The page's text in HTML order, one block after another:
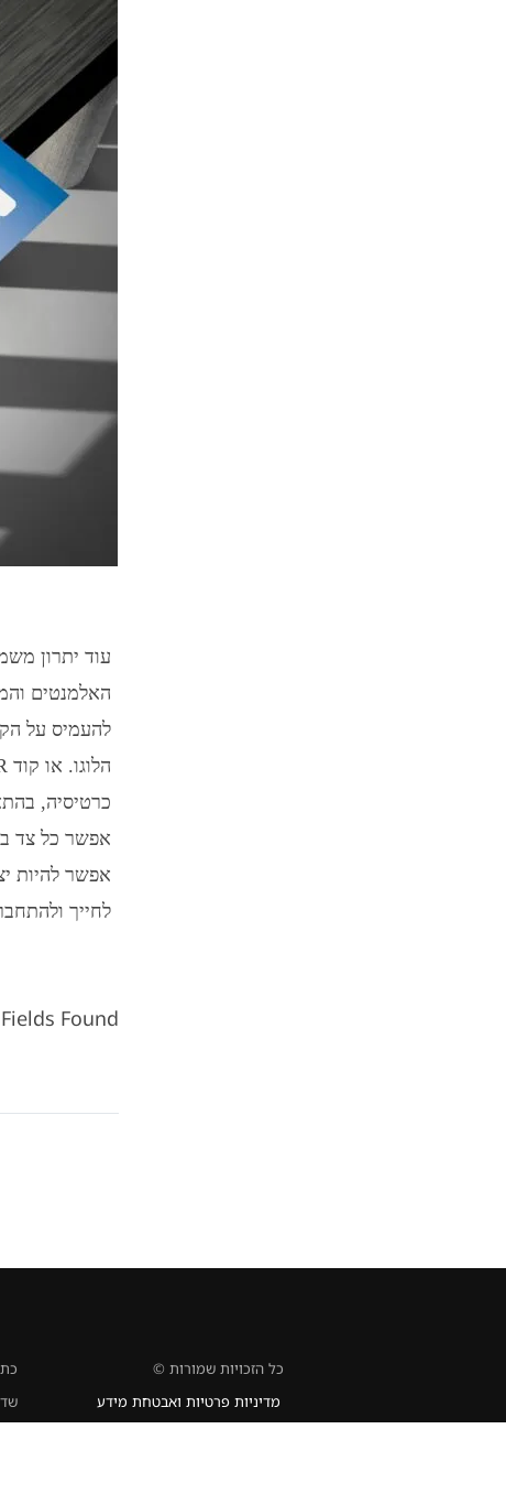
עוד יתרון
האלמנטים
להעמיס על
כרטיסיה,
אפשר כל צד
אפשר להיות
לחייך
Found.
שד' נים 2,
כל הזכויות שמורות ©
מדיניות פרטיות ואבטחת מידע